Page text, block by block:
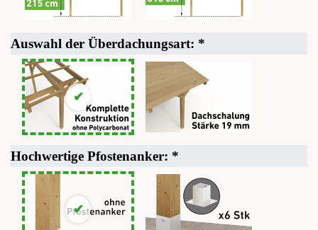
Auswahl der Überdachungsart: *
Hochwertige Pfostenanker: *